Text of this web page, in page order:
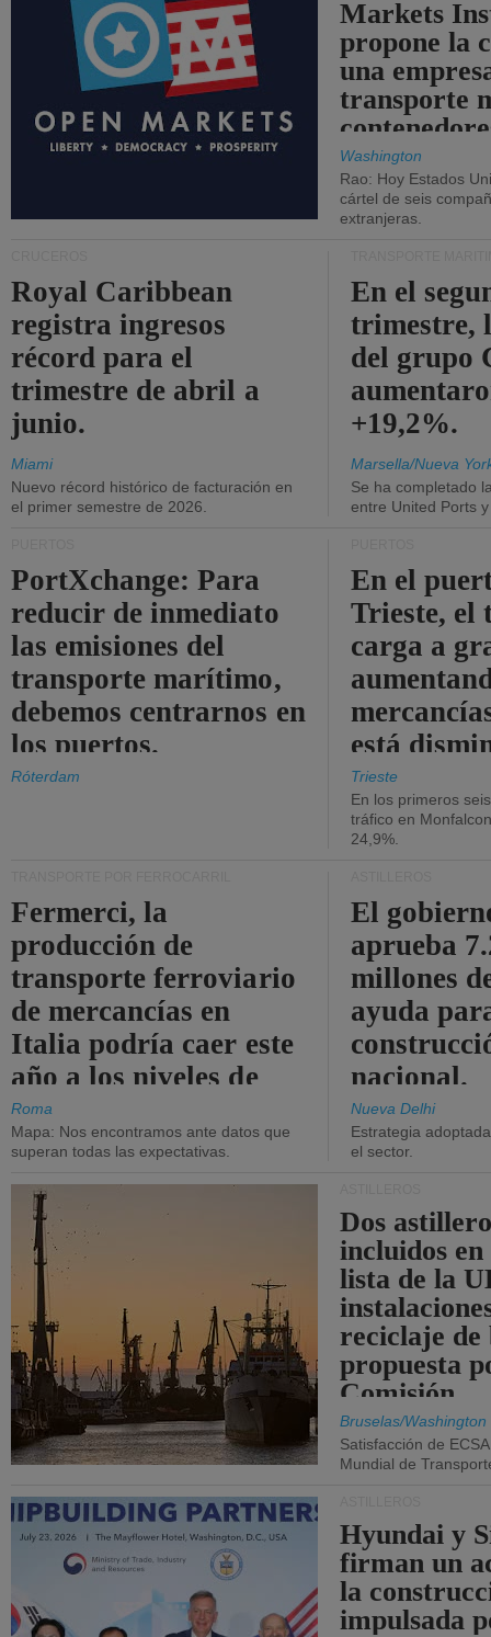
Markets
propone la
una
transporte
Washington
Rao: Hoy Estados
cártel de seis
extranjeras.
Royal Caribbean
registra ingresos
récord para el
trimestre de abril a
junio.
Miami
Nuevo récord histórico de facturación en
el primer semestre de 2026.
En el
trimestre,
del grupo
+19,2%.
Marsella/Nueva
Se ha completado
entre United Ports
PortXchange: Para
reducir de inmediato
las emisiones del
transporte marítimo,
debemos centrarnos en
los puertos.
Róterdam
En el
Trieste, el
carga a
está
Trieste
En los primeros
tráfico en
24,9%.
Fermerci, la
producción de
transporte ferroviario
de mercancías en
Italia podría caer este
año a los niveles de
2015.
Roma
Mapa: Nos encontramos ante datos que
superan todas las expectativas.
El
aprueba
millones
ayuda
nacional.
Nueva Delhi
Estrategia
el sector.
Dos
incluidos
lista de la
reciclaje de
propuesta
Comisión.
Bruselas/Washington
Satisfacción de
Mundial de
Hyundai y
firman un
la
impulsada